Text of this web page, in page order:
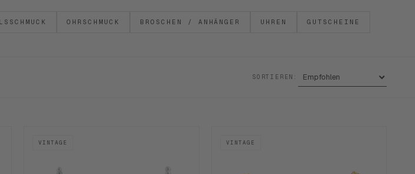
OHRSCHMUCK BROSCHEN / ANHÄNGER UHREN GUTSCHEINE
SORTIEREN:
VINTAGE VINTAGE